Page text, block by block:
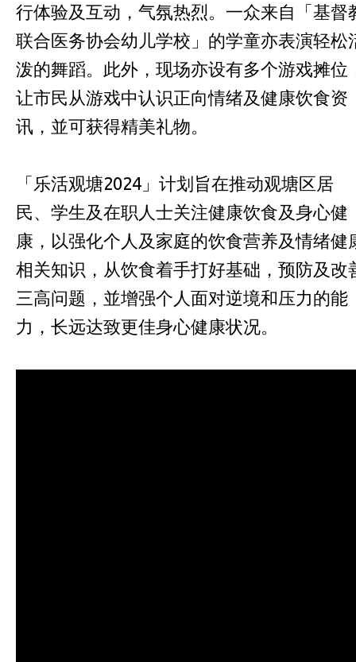
行体验及互动，气氛热烈。一众来自「基督
联合医务协会幼儿学校」的学童亦表演轻松
泼的舞蹈。此外，现场亦设有多个游戏摊位
让市民从游戏中认识正向情绪及健康饮食资
讯，並可获得精美礼物。
「乐活观塘2024」计划旨在推动观塘区居
民、学生及在职人士关注健康饮食及身心健
康，以强化个人及家庭的饮食营养及情绪健
相关知识，从饮食着手打好基础，预防及改
三高问题，並增强个人面对逆境和压力的能
力，长远达致更佳身心健康状况。